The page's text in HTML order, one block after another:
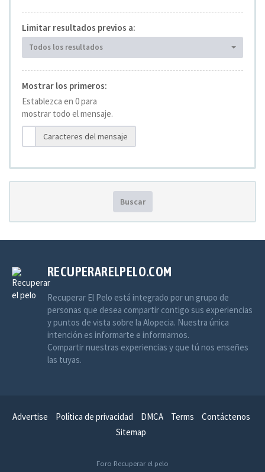
Limitar resultados previos a:
Todos los resultados
Mostrar los primeros:
Establezca en 0 para
mostrar todo el mensaje.
Caracteres del mensaje
Buscar
RECUPERARELPELO.COM
Recuperar El Pelo está integrado por un grupo de
personas que desea compartir contigo sus experiencias
y puntos de vista sobre la Alopecia. Nuestra única
intención es informarte e informarnos.
Compartir nuestras experiencias y que tú nos enseñes
las tuyas.
Advertise Política de privacidad DMCA Terms
Contáctenos
Sitemap
Foro Recuperar el pelo